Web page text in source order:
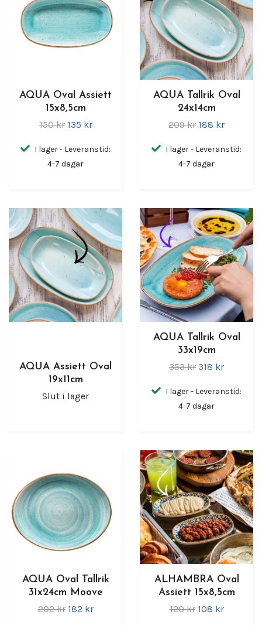
AQUA Oval Assiett
15x8,5cm
150 kr 135 kr
I lager - Leveranstid:
4-7 dagar
AQUA Tallrik Oval
24x14cm
209 kr 188 kr
I lager - Leveranstid:
4-7 dagar
AQUA Assiett Oval
19x11cm
Slut i lager
AQUA Tallrik Oval
33x19cm
353 kr 318 kr
I lager - Leveranstid:
4-7 dagar
AQUA Oval Tallrik
31x24cm Moove
202 kr 182 kr
ALHAMBRA Oval
Assiett 15x8,5cm
120 kr 108 kr